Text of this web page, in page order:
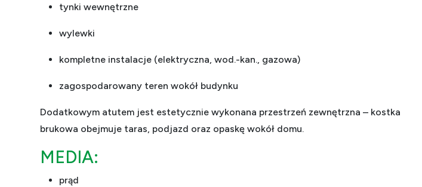
tynki wewnętrzne
wylewki
kompletne instalacje (elektryczna, wod.-kan., gazowa)
zagospodarowany teren wokół budynku
Dodatkowym atutem jest estetycznie wykonana przestrzeń zewnętrzna – kostka
brukowa obejmuje taras, podjazd oraz opaskę wokół domu.
MEDIA:
prąd